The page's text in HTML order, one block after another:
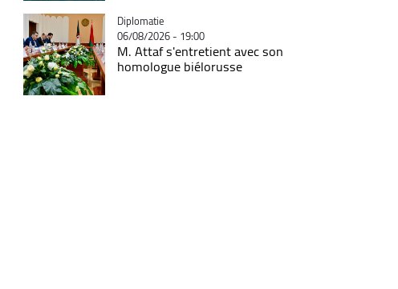
Catégorie
Diplomatie
06/08/2026 - 19:00
M. Attaf s'entretient avec son
homologue biélorusse